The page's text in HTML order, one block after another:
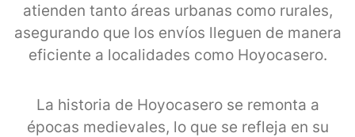
atienden tanto áreas urbanas como rurales,
asegurando que los envíos lleguen de manera
eficiente a localidades como Hoyocasero.
La historia de Hoyocasero se remonta a
épocas medievales, lo que se refleja en su